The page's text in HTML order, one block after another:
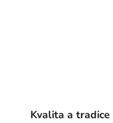
Kvalita a tradice